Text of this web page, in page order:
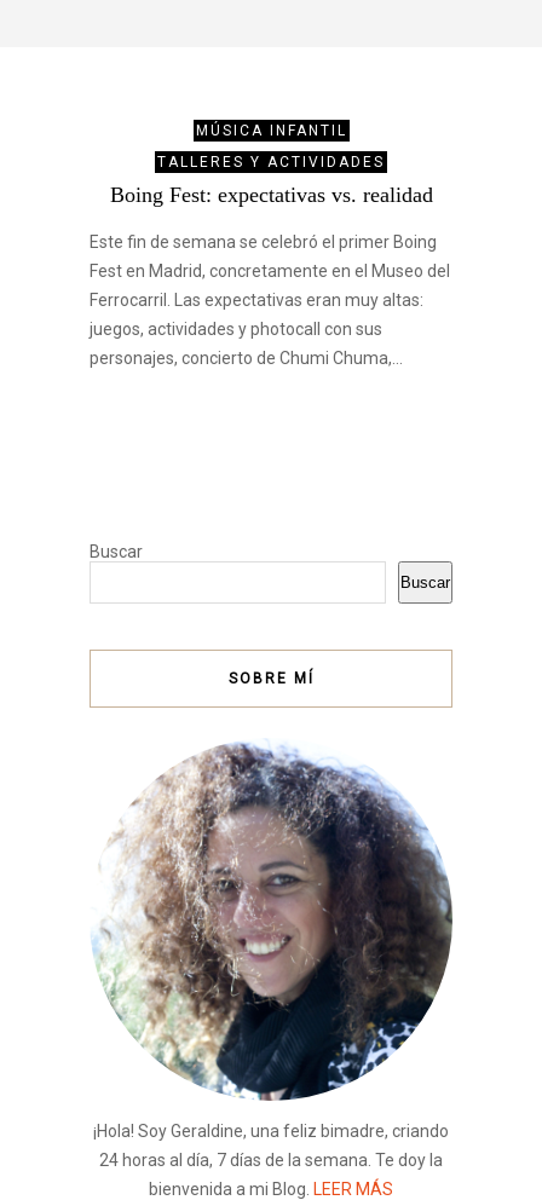
MÚSICA INFANTIL
TALLERES Y ACTIVIDADES
Boing Fest: expectativas vs. realidad
Este fin de semana se celebró el primer Boing
Fest en Madrid, concretamente en el Museo del
Ferrocarril. Las expectativas eran muy altas:
juegos, actividades y photocall con sus
personajes, concierto de Chumi Chuma,…
Buscar
Buscar
SOBRE MÍ
¡Hola! Soy Geraldine, una feliz bimadre, criando
24 horas al día, 7 días de la semana. Te doy la
bienvenida a mi Blog. LEER MÁS